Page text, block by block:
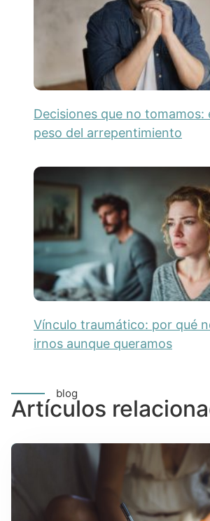
Decisiones que no tomamos:
peso del arrepentimiento
Vínculo traumático: por qué
irnos aunque queramos
blog
Artículos